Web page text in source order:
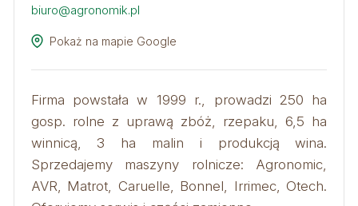
biuro@agronomik.pl
Pokaż na mapie Google
Firma powstała w 1999 r., prowadzi 250 ha
gosp. rolne z uprawą zbóż, rzepaku, 6,5 ha
winnicą, 3 ha malin i produkcją wina.
Sprzedajemy maszyny rolnicze: Agronomic,
AVR, Matrot, Caruelle, Bonnel, Irrimec, Otech.